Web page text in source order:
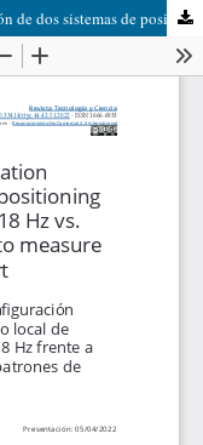
Evaluación de la precisión de la configuración de dos sistemas de posicionamiento local de ultra-banda ancha, seis antenas y 18 Hz frente a ocho antenas y 33 Hz, para medir patrones de movimiento en el deporte